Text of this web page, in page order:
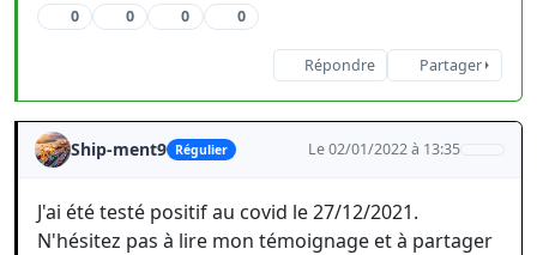
0 0 0 0
Répondre Partager
Ship-ment9 Régulier Le 02/01/2022 à 13:35
J'ai été testé positif au covid le 27/12/2021.
N'hésitez pas à lire mon témoignage et à partager